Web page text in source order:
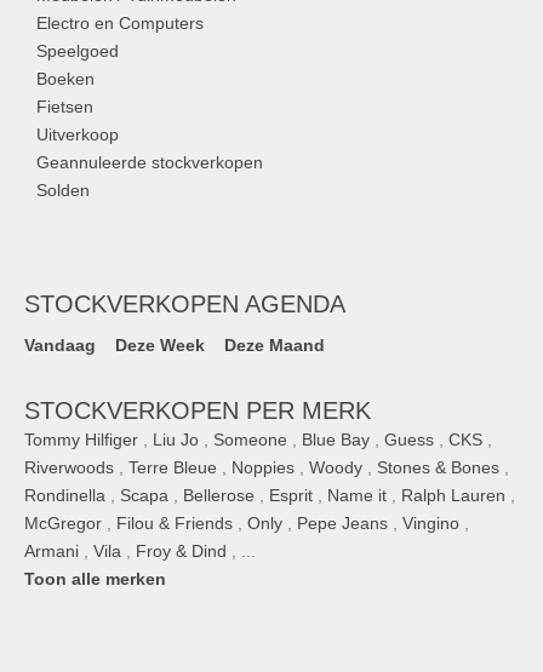
Electro en Computers
Speelgoed
Boeken
Fietsen
Uitverkoop
Geannuleerde stockverkopen
Solden
STOCKVERKOPEN AGENDA
Vandaag Deze Week Deze Maand
STOCKVERKOPEN PER MERK
Tommy Hilfiger Liu Jo Someone Blue Bay Guess CKS
Riverwoods
Terre Bleue Noppies Woody Stones & Bones
Rondinella
Scapa Bellerose Esprit Name it Ralph Lauren
McGregor
Filou & Friends Only Pepe Jeans Vingino
Armani
Vila Froy & Dind
Toon alle merken